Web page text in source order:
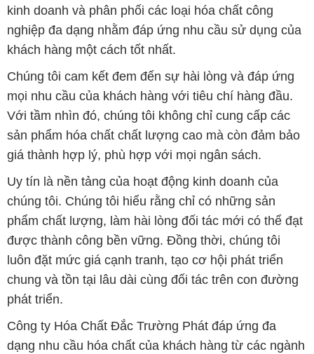
kinh doanh và phân phối các loại hóa chất công
nghiệp đa dạng nhằm đáp ứng nhu cầu sử dụng của
khách hàng một cách tốt nhất.
Chúng tôi cam kết đem đến sự hài lòng và đáp ứng
mọi nhu cầu của khách hàng với tiêu chí hàng đầu.
Với tầm nhìn đó, chúng tôi không chỉ cung cấp các
sản phẩm hóa chất chất lượng cao mà còn đảm bảo
giá thành hợp lý, phù hợp với mọi ngân sách.
Uy tín là nền tảng của hoạt động kinh doanh của
chúng tôi. Chúng tôi hiểu rằng chỉ có những sản
phẩm chất lượng, làm hài lòng đối tác mới có thể đạt
được thành công bền vững. Đồng thời, chúng tôi
luôn đặt mức giá cạnh tranh, tạo cơ hội phát triển
chung và tồn tại lâu dài cùng đối tác trên con đường
phát triển.
Công ty Hóa Chất Đắc Trường Phát đáp ứng đa
dạng nhu cầu hóa chất của khách hàng từ các ngành